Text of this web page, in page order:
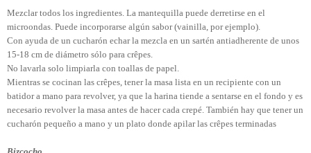
Mezclar todos los ingredientes. La mantequilla puede derretirse en el
microondas. Puede incorporarse algún sabor (vainilla, por ejemplo).
Con ayuda de un cucharón echar la mezcla en un sartén antiadherente de unos
15-18 cm de diámetro sólo para crêpes.
No lavarla solo limpiarla con toallas de papel.
Mientras se cocinan las crêpes, tener la masa lista en un recipiente con un
batidor a mano para revolver, ya que la harina tiende a sentarse en el fondo y es
necesario revolver la masa antes de hacer cada crepé. También hay que tener un
cucharón pequeño a mano y un plato donde apilar las crêpes terminadas